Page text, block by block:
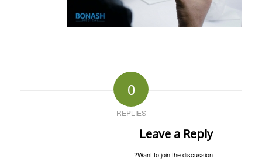
0
REPLIES
Leave a Reply
Want to join the discussion?